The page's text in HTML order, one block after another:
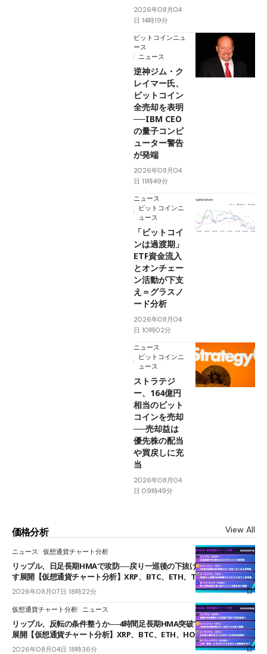
2026年08月04
日 14時19分
ビットコインニュ
ース
ニュース
逆神ジム・ク
レイマー氏、
ビットコイン
全売却を表明
──IBM CEO
の量子コンピ
ューター警告
が発端
2026年08月04
日 11時49分
ニュース
ビットコインニ
ュース
「ビットコイ
ンは過渡期」
ETF資金流入
とオンチェー
ン活動が下支
え＝グラスノ
ード分析
2026年08月04
日 10時02分
ニュース
ビットコインニ
ュース
ストラテジ
ー、164億円
相当のビット
コインを売却
──売却益は
優先株の配当
や買戻しに充
当
2026年08月04
日 09時49分
価格分析 View All
ニュース 仮想通貨チャート分析
リップル、日足長期HMAで攻防──戻り一巡後の下抜けで0.95ドルを試
す展開【仮想通貨チャート分析】XRP、BTC、ETH、TAKE
2026年08月07日 18時22分
仮想通貨チャート分析 ニュース
リップル、反転の条件整うか──4時間足長期HMA突破で雲下端を目指す
展開【仮想通貨チャート分析】XRP、BTC、ETH、HOME
2026年08月04日 18時36分